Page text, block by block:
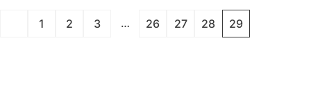
1 2 3 … 26 27 28 29